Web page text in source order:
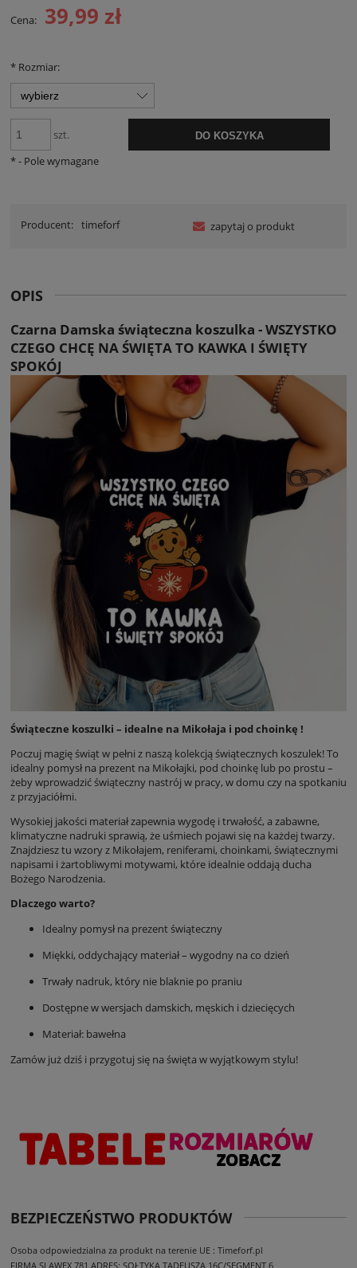
Cena: 39,99 zł
* Rozmiar:
szt. DO KOSZYKA
*- Pole wymagane
Producent: timeforf zapytaj o produkt
OPIS
Czarna Damska świąteczna koszulka - WSZYSTKO
CZEGO CHCĘ NA ŚWIĘTA TO KAWKA I ŚWIĘTY
SPOKÓJ
Świąteczne koszulki – idealne na Mikołaja i pod choinkę !
Poczuj magię świąt w pełni z naszą kolekcją świątecznych koszulek! To
idealny pomysł na prezent na Mikołajki, pod choinkę lub po prostu –
żeby wprowadzić świąteczny nastrój w pracy, w domu czy na spotkaniu
z przyjaciółmi.
Wysokiej jakości materiał zapewnia wygodę i trwałość, a zabawne,
klimatyczne nadruki sprawią, że uśmiech pojawi się na każdej twarzy.
Znajdziesz tu wzory z Mikołajem, reniferami, choinkami, świątecznymi
napisami i żartobliwymi motywami, które idealnie oddają ducha
Bożego Narodzenia.
Dlaczego warto?
Idealny pomysł na prezent świąteczny
Miękki, oddychający materiał – wygodny na co dzień
Trwały nadruk, który nie blaknie po praniu
Dostępne w wersjach damskich, męskich i dziecięcych
Materiał: bawełna
Zamów już dziś i przygotuj się na święta w wyjątkowym stylu!
BEZPIECZEŃSTWO PRODUKTÓW
Osoba odpowiedzialna za produkt na terenie UE : Timeforf.pl
FIRMA SLAWEX 781 ADRES: SOŁTYKA TADEUSZA 16C/SEGMENT 6